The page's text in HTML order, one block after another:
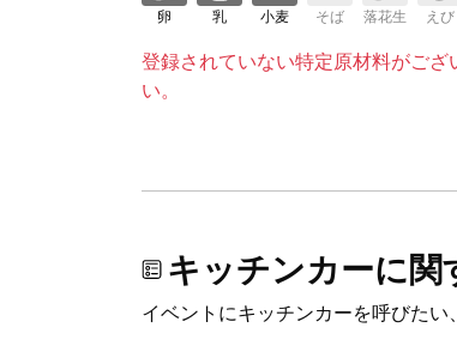
卵 乳 小麦 そば 落花生 えび
登録されていない特定原材料がご
い。
キッチンカーに
イベントにキッチンカーを呼びた